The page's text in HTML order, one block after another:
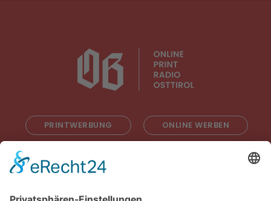
PRINTWERBUNG ONLINE WERBEN